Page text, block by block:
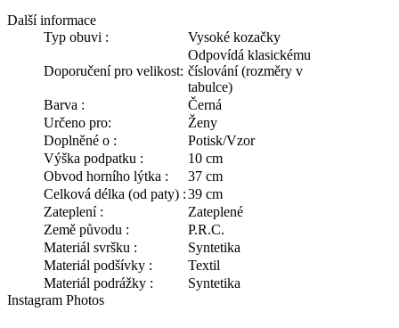
Další informace
Typ obuvi :
Vysoké kozačky
Doporučení pro velikost:
Odpovídá klasickému
číslování (rozměry v
tabulce)
Barva :
Černá
Určeno pro:
Ženy
Doplněné o :
Potisk/Vzor
Výška podpatku :
10 cm
Obvod horního lýtka :
37 cm
Celková délka (od paty) :39 cm
Zateplení :
Zateplené
Země původu :
P.R.C.
Materiál svršku :
Syntetika
Materiál podšívky :
Textil
Materiál podrážky :
Syntetika
Instagram Photos